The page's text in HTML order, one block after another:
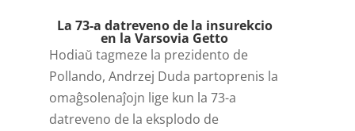
La 73-a datreveno de la insurekcio
en la Varsovia Getto
Hodiaŭ tagmeze la prezidento de
Pollando, Andrzej Duda partoprenis la
omaĝsolenaĵojn lige kun la 73-a
datreveno de la eksplodo de